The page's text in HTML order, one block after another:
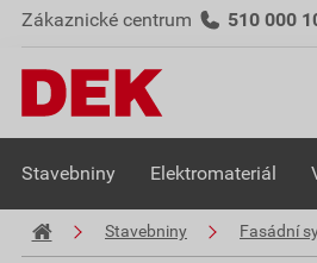
Zákaznické centrum 510 000
Stavebniny Elektromateriál
Stavebniny Fasádní